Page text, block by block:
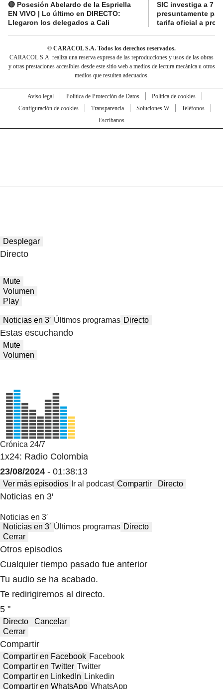
🔴 Posesión Abelardo de la Espriella
EN VIVO | Lo último en DIRECTO:
Llegaron los delegados a Cali
SIC investiga a 7
presuntamente
tarifa oficial a
© CARACOL S.A. Todos los derechos reservados.
CARACOL S.A. realiza una reserva expresa de las reproducciones y usos de las obras
y otras prestaciones accesibles desde este sitio web a medios de lectura mecánica u otros
medios que resulten adecuados.
Aviso legal Política de Protección de Datos
Política de cookies
Configuración de cookies
Transparencia Soluciones W
Teléfonos
Escríbanos
Desplegar
Directo
Mute
Volumen
Play
Noticias en 3′ Últimos programas Directo
Estas escuchando
Mute
Volumen
Crónica 24/7
1x24: Radio Colombia
23/08/2024 - 01:38:13
Ver más episodios Ir al podcast Compartir Directo
Noticias en 3′
Noticias en 3′
Noticias en 3′ Últimos programas Directo
Cerrar
Otros episodios
Cualquier tiempo pasado fue anterior
Tu audio se ha acabado.
Te redirigiremos al directo.
5 "
Directo
Cancelar
Cerrar
Compartir
Compartir en Facebook Facebook
Compartir en Twitter Twitter
Compartir en LinkedIn Linkedin
Compartir en WhatsApp WhatsApp